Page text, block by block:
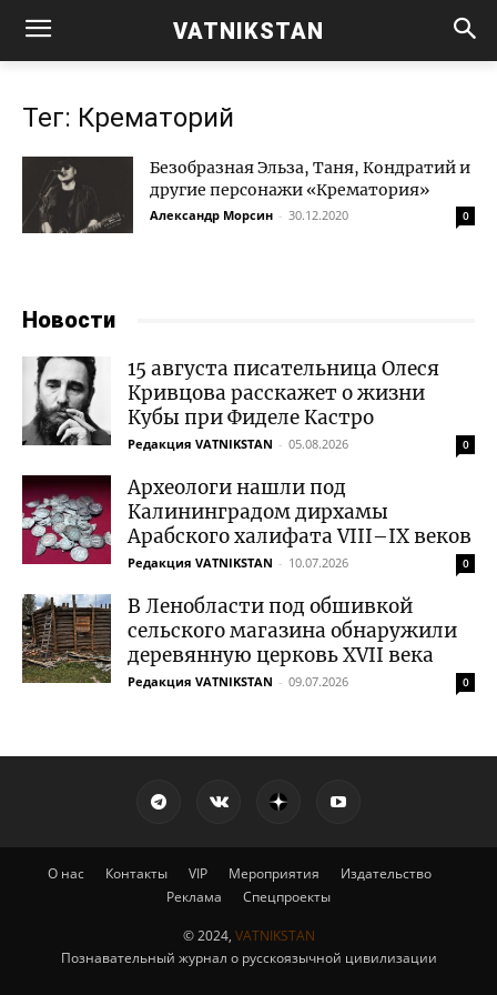
VATNIKSTAN
Тег: Крематорий
Безобразная Эльза, Таня, Кондратий и
другие персонажи «Крематория»
Александр Морсин - 30.12.2020 0
Новости
15 августа писательница Олеся
Кривцова расскажет о жизни
Кубы при Фиделе Кастро
Редакция VATNIKSTAN - 05.08.2026 0
Археологи нашли под
Калининградом дирхамы
Арабского халифата VIII–IX веков
Редакция VATNIKSTAN - 10.07.2026 0
В Ленобласти под обшивкой
сельского магазина обнаружили
деревянную церковь XVII века
Редакция VATNIKSTAN - 09.07.2026 0
О нас Контакты VIP Мероприятия
Издательство
Реклама
Спецпроекты
© 2024, VATNIKSTAN
Познавательный журнал о русскоязычной цивилизации